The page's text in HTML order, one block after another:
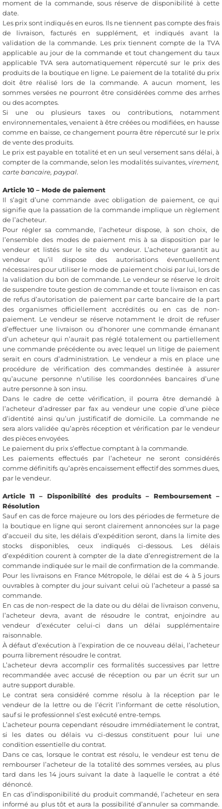
moment de la commande, sous réserve de disponibilité à cette
date.
Les prix sont indiqués en euros. Ils ne tiennent pas compte des frais
de livraison, facturés en supplément, et indiqués avant la
validation de la commande. Les prix tiennent compte de la TVA
applicable au jour de la commande et tout changement du taux
applicable TVA sera automatiquement répercuté sur le prix des
produits de la boutique en ligne. Le paiement de la totalité du prix
doit être réalisé lors de la commande. A aucun moment, les
sommes versées ne pourront être considérées comme des arrhes
ou des acomptes.
Si une ou plusieurs taxes ou contributions, notamment
environnementales, venaient à être créées ou modifiées, en hausse
comme en baisse, ce changement pourra être répercuté sur le prix
de vente des produits.
Le prix est payable en totalité et en un seul versement sans délai, à
compter de la commande, selon les modalités suivantes, virement,
carte bancaire, paypal.
Article 10 – Mode de paiement
Il s’agit d’une commande avec obligation de paiement, ce qui
signifie que la passation de la commande implique un règlement
de l’acheteur.
Pour régler sa commande, l’acheteur dispose, à son choix, de
l’ensemble des modes de paiement mis à sa disposition par le
vendeur et listés sur le site du vendeur. L’acheteur garantit au
vendeur qu’il dispose des autorisations éventuellement
nécessaires pour utiliser le mode de paiement choisi par lui, lors de
la validation du bon de commande. Le vendeur se réserve le droit
de suspendre toute gestion de commande et toute livraison en cas
de refus d’autorisation de paiement par carte bancaire de la part
des organismes officiellement accrédités ou en cas de non-
paiement. Le vendeur se réserve notamment le droit de refuser
d’effectuer une livraison ou d’honorer une commande émanant
d’un acheteur qui n’aurait pas réglé totalement ou partiellement
une commande précédente ou avec lequel un litige de paiement
serait en cours d’administration. Le vendeur a mis en place une
procédure de vérification des commandes destinée à assurer
qu’aucune personne n’utilise les coordonnées bancaires d’une
autre personne à son insu.
Dans le cadre de cette vérification, il pourra être demandé à
l’acheteur d’adresser par fax au vendeur une copie d’une pièce
d’identité ainsi qu’un justificatif de domicile. La commande ne
sera alors validée qu’après réception et vérification par le vendeur
des pièces envoyées.
Le paiement du prix s’effectue comptant à la commande.
Les paiements effectués par l’acheteur ne seront considérés
comme définitifs qu’après encaissement effectif des sommes dues,
par le vendeur.
Article 11 – Disponibilité des produits – Remboursement –
Résolution
Sauf en cas de force majeure ou lors des périodes de fermeture de
la boutique en ligne qui seront clairement annoncées sur la page
d’accueil du site, les délais d’expédition seront, dans la limite des
stocks disponibles, ceux indiqués ci-dessous. Les délais
d’expédition courent à compter de la date d’enregistrement de la
commande indiquée sur le mail de confirmation de la commande.
Pour les livraisons en France Métropole, le délai est de 4 à 5 jours
ouvrables à compter du jour suivant celui où l’acheteur a passé sa
commande.
En cas de non-respect de la date ou du délai de livraison convenu,
l’acheteur devra, avant de résoudre le contrat, enjoindre au
vendeur d’exécuter celui-ci dans un délai supplémentaire
raisonnable.
À défaut d’exécution à l’expiration de ce nouveau délai, l’acheteur
pourra librement résoudre le contrat.
L’acheteur devra accomplir ces formalités successives par lettre
recommandée avec accusé de réception ou par un écrit sur un
autre support durable.
Le contrat sera considéré comme résolu à la réception par le
vendeur de la lettre ou de l’écrit l’informant de cette résolution,
sauf si le professionnel s’est exécuté entre-temps.
L’acheteur pourra cependant résoudre immédiatement le contrat,
si les dates ou délais vu ci-dessus constituent pour lui une
condition essentielle du contrat.
Dans ce cas, lorsque le contrat est résolu, le vendeur est tenu de
rembourser l’acheteur de la totalité des sommes versées, au plus
tard dans les 14 jours suivant la date à laquelle le contrat a été
dénoncé.
En cas d’indisponibilité du produit commandé, l’acheteur en sera
informé au plus tôt et aura la possibilité d’annuler sa commande.